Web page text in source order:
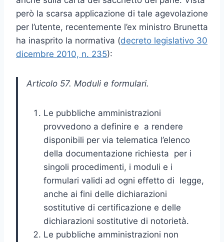
però la scarsa applicazione di tale agevolazione
per l’utente, recentemente l’ex ministro Brunetta
ha inasprito la normativa (decreto legislativo 30
dicembre 2010, n. 235):
Articolo 57. Moduli e formulari.
Le pubbliche amministrazioni
provvedono a definire e a rendere
disponibili per via telematica l’elenco
della documentazione richiesta per i
singoli procedimenti, i moduli e i
formulari validi ad ogni effetto di legge,
anche ai fini delle dichiarazioni
sostitutive di certificazione e delle
dichiarazioni sostitutive di notorietà.
Le pubbliche amministrazioni non